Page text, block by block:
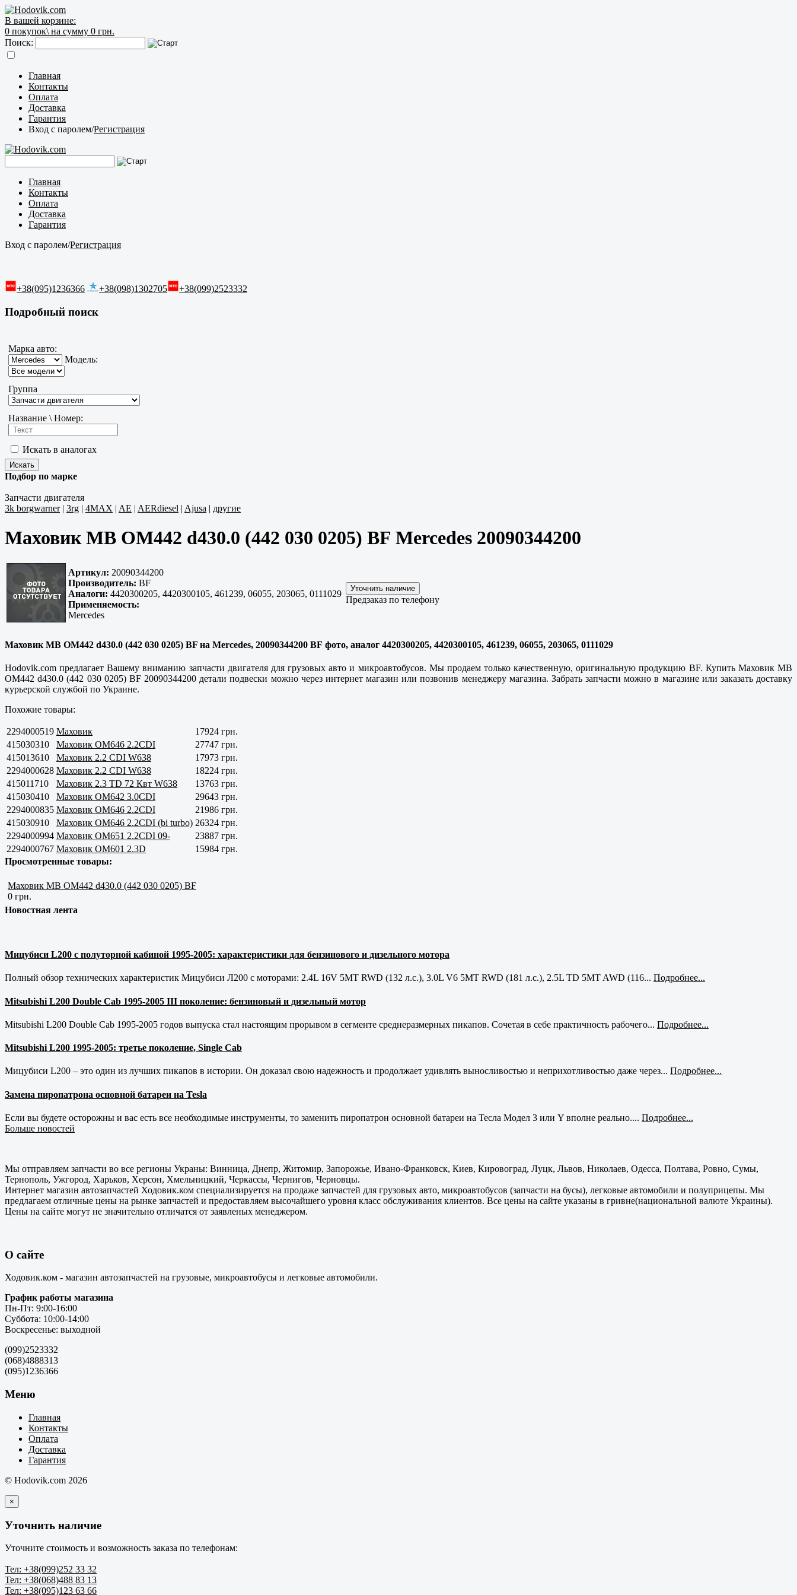
В вашей корзине:
0 покупок\ на сумму 0 грн.
Поиск:
Главная
Контакты
Оплата
Доставка
Гарантия
Вход с паролем/Регистрация
Главная
Контакты
Оплата
Доставка
Гарантия
Вход с паролем/Регистрация
+38(095)1236366 +38(098)1302705 +38(099)2523332
Подробный поиск
Марка авто:
Модель:
Группа
Название \ Номер:
Искать в аналогах
Подбор по марке
Запчасти двигателя
3k borgwarner| 3rg | 4MAX | AE | AERdiesel | Ajusa | другие
Маховик MB OM442 d430.0 (442 030 0205) BF Mercedes 20090344200
Артикул: 20090344200
Производитель: BF
Аналоги: 4420300205, 4420300105, 461239, 06055, 203065, 0111029
Применяемость:
Mercedes
Предзаказ по телефону
Маховик MB OM442 d430.0 (442 030 0205) BF на Mercedes, 20090344200 BF фото, аналог 4420300205, 4420300105, 461239, 06055, 203065, 0111029
Hodovik.com предлагает Вашему вниманию запчасти двигателя для грузовых авто и микроавтобусов. Мы продаем только качественную, оригинальную продукцию BF. Купить Маховик MB
OM442 d430.0 (442 030 0205) BF 20090344200 детали подвески можно через интернет магазин или позвонив менеджеру магазина. Забрать запчасти можно в магазине или заказать доставку
курьерской службой по Украине.
Похожие товары:
2294000519 Маховик
17924 грн.
415030310
Маховик OM646 2.2CDI
27747 грн.
415013610
Маховик 2.2 CDI W638
17973 грн.
2294000628 Маховик 2.2 CDI W638
18224 грн.
415011710
Маховик 2.3 TD 72 Квт W638
13763 грн.
415030410
Маховик OM642 3.0CDI
29643 грн.
2294000835 Маховик OM646 2.2CDI
21986 грн.
415030910
Маховик OM646 2.2CDI (bi turbo) 26324 грн.
2294000994 Маховик OM651 2.2CDI 09-
23887 грн.
2294000767 Маховик OM601 2.3D
15984 грн.
Просмотренные товары:
Маховик MB OM442 d430.0 (442 030 0205) BF
0 грн.
Новостная лента
Мицубиси L200 с полуторной кабиной 1995-2005: характеристики для бензинового и дизельного мотора
Полный обзор технических характеристик Мицубиси Л200 с моторами: 2.4L 16V 5MT RWD (132 л.с.), 3.0L V6 5MT RWD (181 л.с.), 2.5L TD 5MT AWD (116... Подробнее...
Mitsubishi L200 Double Cab 1995-2005 III поколение: бензиновый и дизельный мотор
Mitsubishi L200 Double Cab 1995-2005 годов выпуска стал настоящим прорывом в сегменте среднеразмерных пикапов. Сочетая в себе практичность рабочего... Подробнее...
Mitsubishi L200 1995-2005: третье поколение, Single Cab
Мицубиси L200 – это один из лучших пикапов в истории. Он доказал свою надежность и продолжает удивлять выносливостью и неприхотливостью даже через... Подробнее...
Замена пиропатрона основной батареи на Tesla
Если вы будете осторожны и вас есть все необходимые инструменты, то заменить пиропатрон основной батареи на Тесла Модел 3 или Y вполне реально.... Подробнее...
Больше новостей
Мы отправляем запчасти во все регионы Украны: Винница, Днепр, Житомир, Запорожье, Ивано-Франковск, Киев, Кировоград, Луцк, Львов, Николаев, Одесса, Полтава, Ровно, Сумы,
Тернополь, Ужгород, Харьков, Херсон, Хмельницкий, Черкассы, Чернигов, Черновцы.
Интернет магазин автозапчастей Ходовик.ком специализируется на продаже запчастей для грузовых авто, микроавтобусов (запчасти на бусы), легковые автомобили и полуприцепы. Мы
предлагаем отличные цены на рынке запчастей и предоставляем высочайшего уровня класс обслуживания клиентов. Все цены на сайте указаны в гривне(национальной валюте Украины).
Цены на сайте могут не значительно отличатся от заявленых менеджером.
О сайте
Ходовик.ком - магазин автозапчастей на грузовые, микроавтобусы и легковые автомобили.
График работы магазина
Пн-Пт: 9:00-16:00
Суббота: 10:00-14:00
Воскресенье: выходной
(099)2523332
(068)4888313
(095)1236366
Меню
Главная
Контакты
Оплата
Доставка
Гарантия
© Hodovik.com 2026
×
Уточнить наличие
Уточните стоимость и возможность заказа по телефонам:
Тел: +38(099)252 33 32
Тел: +38(068)488 83 13
Тел: +38(095)123 63 66